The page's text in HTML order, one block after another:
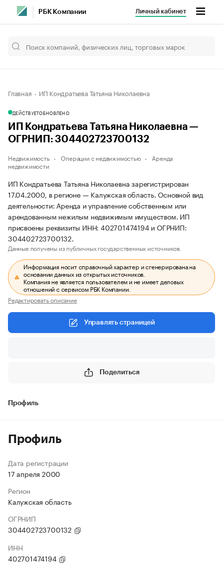
РБК Компании Личный кабинет
Главная ИП Кондратьева Татьяна Николаевна
ДЕЙСТВУЕТОБНОВЛЕНО
ИП Кондратьева Татьяна Николаевна —
ОГРНИП: 304402723700132
Недвижимость Операции с недвижимостью
Аренда
недвижимости
ИП Кондратьева Татьяна Николаевна зарегистрирован
17.04.2000, в регионе — Калужская область. Основной вид
деятельности: Аренда и управление собственным или
арендованным нежилым недвижимым имуществом. ИП
присвоены реквизиты ИНН: 402701474194 и ОГРНИП:
304402723700132.
Данные получены из публичных государственных источников.
Информация носит справочный характер и сгенерирована на
основании данных из открытых источников.
Компания не является пользователем и не имеет деловых
отношений с сервисом РБК Компании.
Редактировать описание
Управлять страницей
Поделиться
Профиль
Профиль
Дата регистрации
17 апреля 2000
Регион
Калужская область
ОГРНИП
304402723700132
ИНН
402701474194